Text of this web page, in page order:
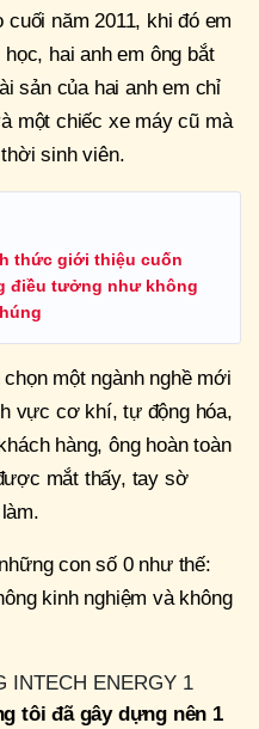
cuối năm 2011, khi đó em
hai anh em ông bắt
sản của hai anh em chỉ
một chiếc xe máy cũ mà
sinh viên.
thức giới thiệu cuốn
điều tưởng như không
một ngành nghề mới
vực cơ khí, tự động hóa,
hàng, ông hoàn toàn
mắt thấy, tay sờ
con số 0 như thế:
kinh nghiệm và không
tôi đã gây dựng nên 1